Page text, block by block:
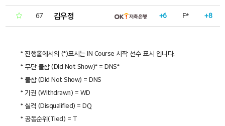
67 김우정 +6 F* +8
* 진행홀에서의 (*)표시는 IN Course 시작 선수 표시 입니다.
* 무단 불참 (Did Not Show)* = DNS*
* 불참 (Did Not Show) = DNS
* 기권 (Withdrawn) = WD
* 실격 (Disqualified) = DQ
* 공동순위(Tied) = T